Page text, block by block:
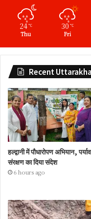
24 ℃
Thu
30 ℃
Fri
Recent
हल्द्वानी में पौधारोपण अभियान,
संरक्षण का दिया संदेश
6 hours ago